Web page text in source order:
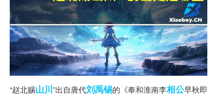
“赵北赐山川”出自唐代刘禹锡的《奉和淮南李相公早秋即